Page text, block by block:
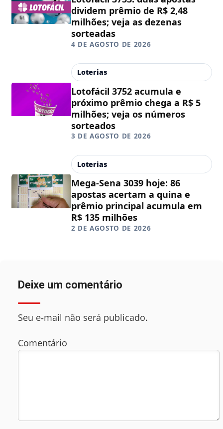
dividem prêmio de R$ 2,48
milhões; veja as dezenas
sorteadas
4 DE AGOSTO DE 2026
Loterias
Lotofácil 3752 acumula e
próximo prêmio chega a R$ 5
milhões; veja os números
sorteados
3 DE AGOSTO DE 2026
Loterias
Mega-Sena 3039 hoje: 86
apostas acertam a quina e
prêmio principal acumula em
R$ 135 milhões
2 DE AGOSTO DE 2026
Deixe um comentário
Seu e‑mail não será publicado.
Comentário